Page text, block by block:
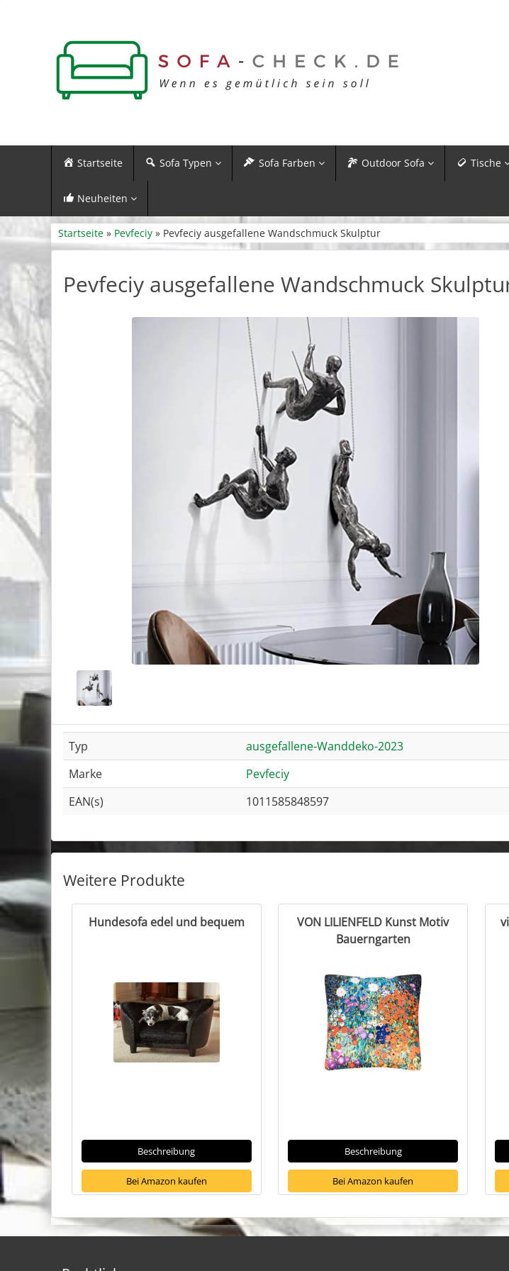
Startseite Sofa Typen Sofa Farben Outdoor Sofa Tische
Neuheiten
Startseite » Pevfeciy » Pevfeciy ausgefallene Wandschmuck Skulptur
Pevfeciy ausgefallene Wandschmuck
Typ
ausgefallene-Wanddeko-2023
Marke
Pevfeciy
EAN(s)
1011585848597
Weitere Produkte
Hundesofa edel und bequem
Beschreibung
Bei Amazon kaufen
VON LILIENFELD Kunst Motiv
Bauerngarten
Beschreibung
Bei Amazon kaufen